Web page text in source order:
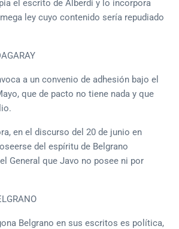
el escrito de Alberdi y lo incorpora
ley cuyo contenido sería repudiado
a un convenio de adhesión bajo el
que de pacto no tiene nada y que
en el discurso del 20 de junio en
del espíritu de Belgrano
General que Javo no posee ni por
Belgrano en sus escritos es política,